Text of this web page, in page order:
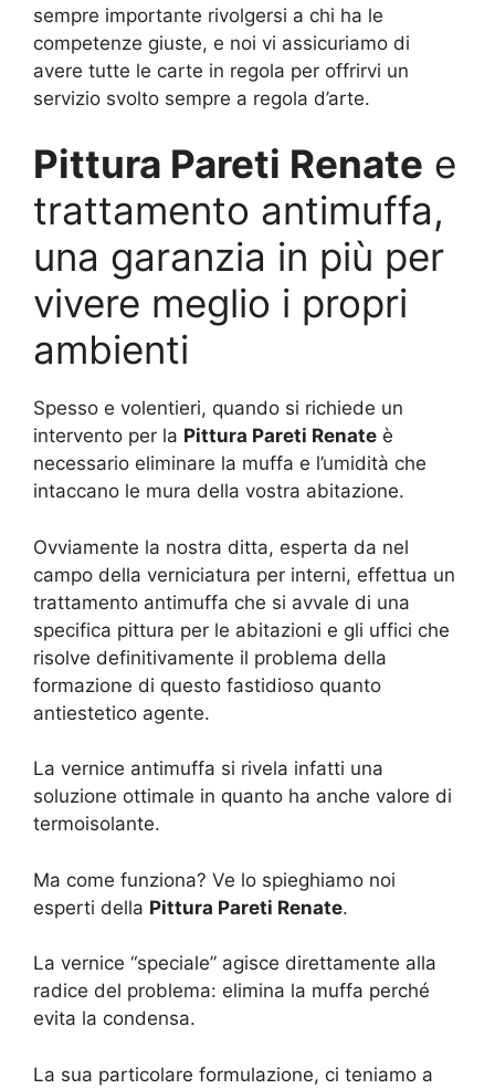
sempre importante rivolgersi a chi ha le
competenze giuste, e noi vi assicuriamo di
avere tutte le carte in regola per offrirvi un
servizio svolto sempre a regola d’arte.
Pittura Pareti Renate e
trattamento antimuffa,
una garanzia in più per
vivere meglio i propri
ambienti
Spesso e volentieri, quando si richiede un
intervento per la Pittura Pareti Renate è
necessario eliminare la muffa e l’umidità che
intaccano le mura della vostra abitazione.
Ovviamente la nostra ditta, esperta da nel
campo della verniciatura per interni, effettua un
trattamento antimuffa che si avvale di una
specifica pittura per le abitazioni e gli uffici che
risolve definitivamente il problema della
formazione di questo fastidioso quanto
antiestetico agente.
La vernice antimuffa si rivela infatti una
soluzione ottimale in quanto ha anche valore di
termoisolante.
Ma come funziona? Ve lo spieghiamo noi
esperti della Pittura Pareti Renate.
La vernice “speciale” agisce direttamente alla
radice del problema: elimina la muffa perché
evita la condensa.
La sua particolare formulazione, ci teniamo a